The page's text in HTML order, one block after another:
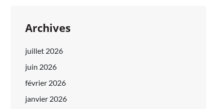
Archives
juillet 2026
juin 2026
février 2026
janvier 2026